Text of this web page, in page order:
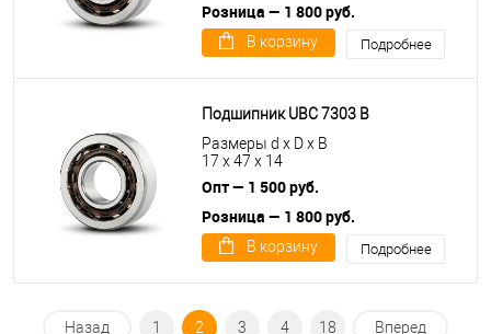
Розница — 1 800 руб.
В корзину Подробнее
Подшипник UBC 7303 B
Размеры d x D x B
17 x 47 x 14
Опт — 1 500 руб.
Розница — 1 800 руб.
В корзину Подробнее
Назад 1 2 3 4 18 Вперед